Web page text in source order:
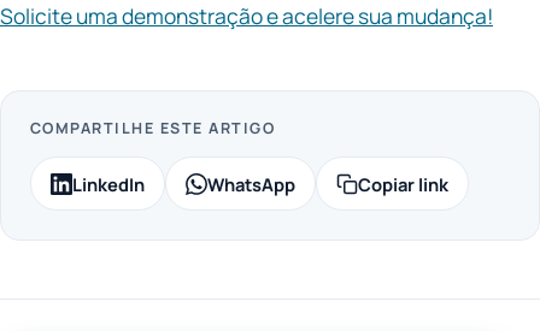
Solicite uma demonstração e acelere sua mudança!
COMPARTILHE ESTE ARTIGO
LinkedIn WhatsApp Copiar link